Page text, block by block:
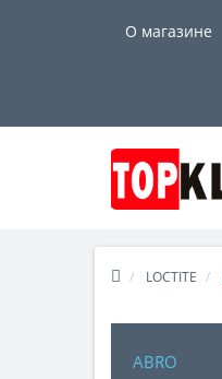
О магазине
LOCTITE
ABRO